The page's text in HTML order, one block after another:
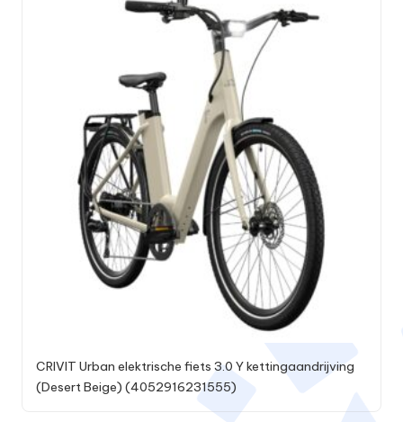
CRIVIT Urban elektrische fiets 3.0 Y kettingaandrijving
(Desert Beige) (4052916231555)